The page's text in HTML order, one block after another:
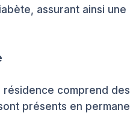
assurant ainsi
comprend
présents en